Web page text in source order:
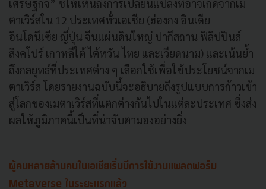
เศรษฐกิจ” ชี้ให้เห็นถึงการเปลี่ยนแปลงที่อาจเกิดจากเม
ตาเวิร์สใน 12 ประเทศทั่วเอเชีย (ฮ่องกง อินเดีย
อินโดนีเซีย ญี่ปุ่น จีนแผ่นดินใหญ่ ปากีสถาน ฟิลิปปินส์
สิงคโปร์ เกาหลีใต้ ไต้หวัน ไทย และเวียดนาม) และเน้นย้ำ
ถึงกลยุทธ์ที่ประเทศต่าง ๆ เลือกใช้เพื่อใช้ประโยชน์จากเม
ตาเวิร์ส โดยรายงานฉบับนี้จะอธิบายถึงรูปแบบการก้าวเข้า
สู่โลกของเมตาเวิร์สที่แตกต่างกันไปในแต่ละประเทศ ซึ่งส่ง
ผลให้ภูมิภาคนี้เป็นที่น่าจับตามองอย่างยิ่ง
ผู้คนหลายล้านคนในเอเชียเริ่มมีการใช้งานแพลตฟอร์ม
Metaverse ในระยะแรกแล้ว